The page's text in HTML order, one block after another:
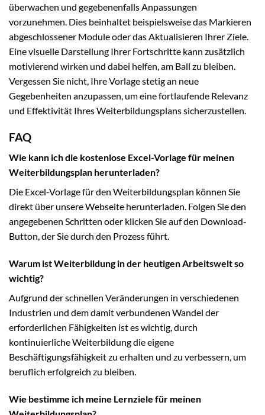
überwachen und gegebenenfalls Anpassungen
vorzunehmen. Dies beinhaltet beispielsweise das Markieren
abgeschlossener Module oder das Aktualisieren Ihrer Ziele.
Eine visuelle Darstellung Ihrer Fortschritte kann zusätzlich
motivierend wirken und dabei helfen, am Ball zu bleiben.
Vergessen Sie nicht, Ihre Vorlage stetig an neue
Gegebenheiten anzupassen, um eine fortlaufende Relevanz
und Effektivität Ihres Weiterbildungsplans sicherzustellen.
FAQ
Wie kann ich die kostenlose Excel-Vorlage für meinen
Weiterbildungsplan herunterladen?
Die Excel-Vorlage für den Weiterbildungsplan können Sie
direkt über unsere Webseite herunterladen. Folgen Sie den
angegebenen Schritten oder klicken Sie auf den Download-
Button, der Sie durch den Prozess führt.
Warum ist Weiterbildung in der heutigen Arbeitswelt so
wichtig?
Aufgrund der schnellen Veränderungen in verschiedenen
Industrien und dem damit verbundenen Wandel der
erforderlichen Fähigkeiten ist es wichtig, durch
kontinuierliche Weiterbildung die eigene
Beschäftigungsfähigkeit zu erhalten und zu verbessern, um
beruflich erfolgreich zu bleiben.
Wie bestimme ich meine Lernziele für meinen